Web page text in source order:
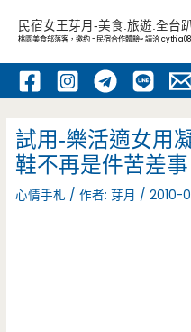
內
民宿女王芽月-美食.旅遊.全台
桃園美食部落客，邀約 -民宿合作體驗~ 請洽
試用-樂活適女用
鞋不再是件苦差事
心情手札 / 作者:芽月 /2010-